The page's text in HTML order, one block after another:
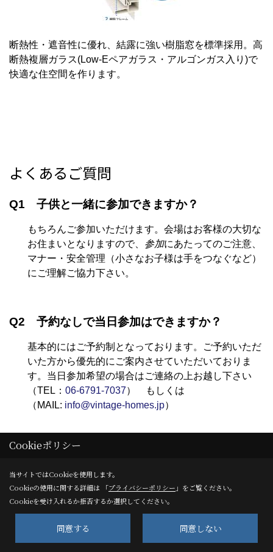
断熱性・遮音性に優れ、結露に強い樹脂窓を標準採用。高
断熱複層ガラス(Low-Eペアガラス・アルゴンガス入り)で
快適な住空間を作ります。
よくあるご質問
Q1 子供と一緒に参加できますか？
もちろんご参加いただけます。会場はお客様の大切な
お住まいとなりますので、 参加にあたってのご注意、
マナー・安全管理（小さなお子様は手をつなぐなど）
にご理解ご協力下さい。
Q2 予約なしで当日参加はできますか？
基本的にはご予約制となっております。ご予約いただ
いた方から優先的にご案内させていただいておりま
す。当日参加希望の場合はご連絡の上お越し下さい
（TEL： 06-6791-7037） もしくは
（MAIL: info@vintage-homes.jp）
Q3 都合が合いません。別の日でも見学できま
すか？
見学会の日程以外の見学を希望される場合は直接お問
Cookieポリシー
当サイトではCookieを使用します。
Cookieの使用に関する詳細は 「プライバシーポリシー 」をご覧ください。
Cookieを受け入れるか拒否するか選択してください。
同意する 同意しない